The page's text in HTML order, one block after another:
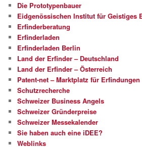
Die Prototypenbauer
Eidgenössischen Institut für Geistiges
Erfinderberatung
Erfinderladen
Erfinderladen Berlin
Land der Erfinder – Deutschland
Land der Erfinder – Österreich
Patent-net – Marktplatz für Erfindungen
Schutzrecherche
Schweizer Business Angels
Schweizer Gründerpreise
Schweizer Messekalender
Sie haben auch eine iDEE?
Weblinks